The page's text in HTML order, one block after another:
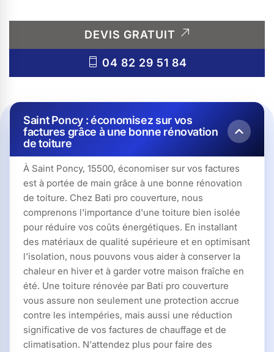
DEVIS GRATUIT
04 82 29 51 84
Saint Poncy : économisez sur vos
factures grâce à une bonne rénovation
de toiture
À Saint Poncy, 15500, économiser sur vos factures
est à portée de main grâce à une bonne rénovation
de toiture. Chez Bati pro couverture, nous
comprenons l'importance d'une toiture bien isolée
pour réduire vos coûts énergétiques. En installant
des matériaux de qualité supérieure et en optimisant
l'isolation, nous pouvons vous aider à conserver la
chaleur en hiver et à garder votre maison fraîche en
été. Une toiture rénovée par Bati pro couverture
vous assure non seulement une protection accrue
contre les intempéries, mais aussi une réduction
significative de vos factures de chauffage et de
climatisation. N'attendez plus pour faire des